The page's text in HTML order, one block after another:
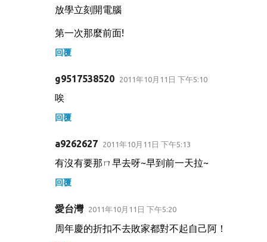
放學立刻開電腦
第一次那麼前面!
回覆
g9517538520 2011年10月11日 下午5:10
唉
回覆
a9262627 2011年10月11日 下午5:13
有沒有要那ㄇ早去呀~早到前一天拉~
回覆
愛台灣 2011年10月11日 下午5:20
周年慶的折扣不去敗家都對不起自己阿！